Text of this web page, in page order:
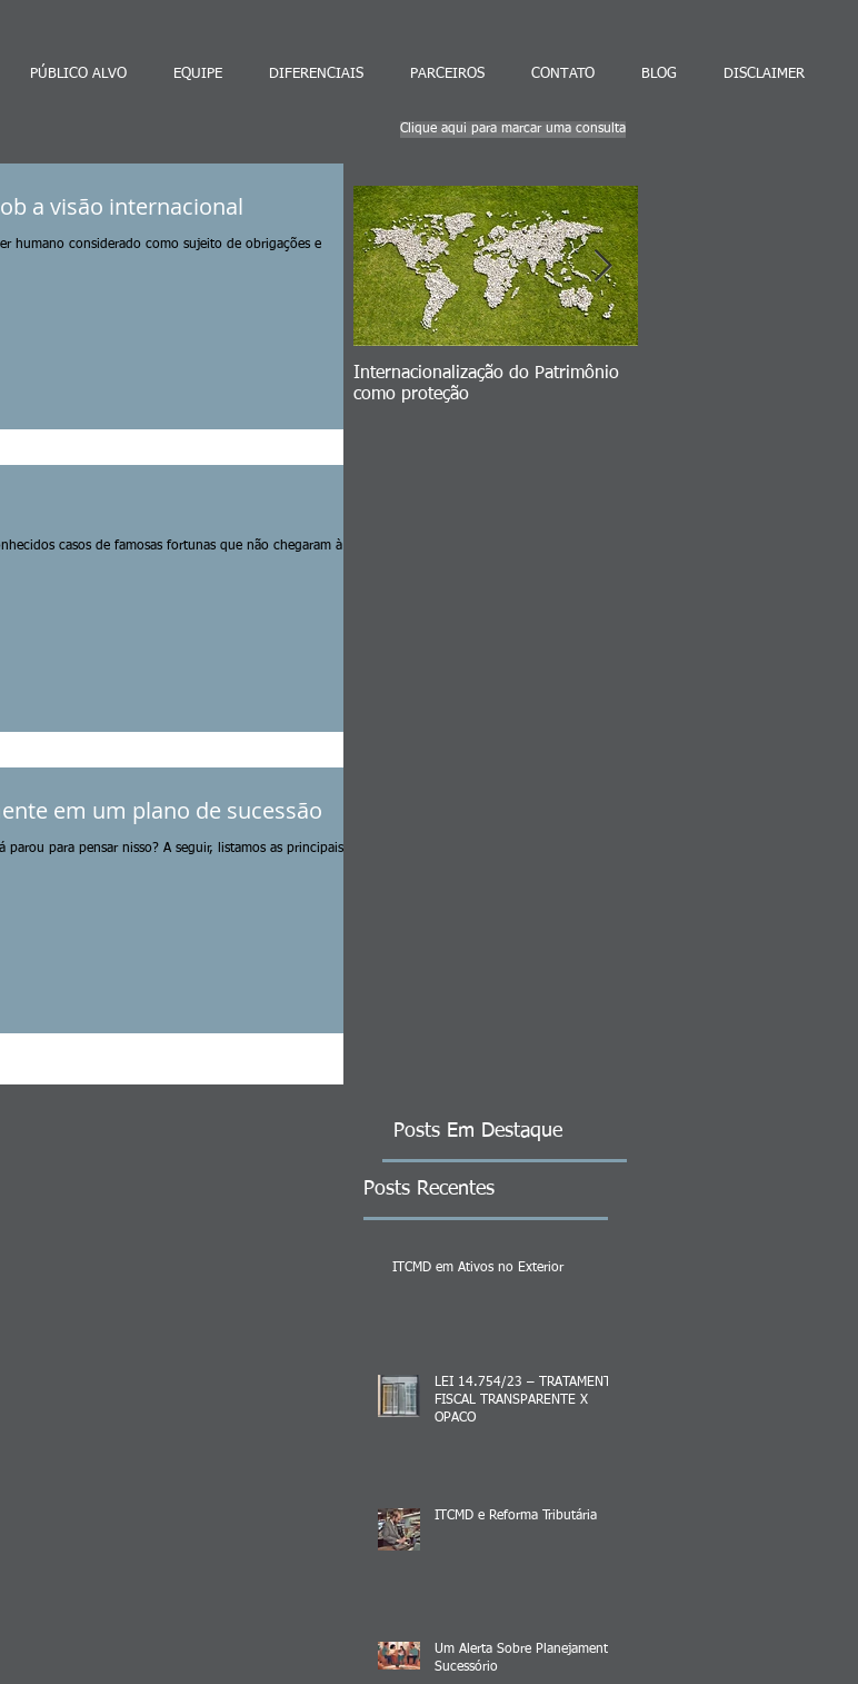
PÚBLICO ALVO EQUIPE DIFERENCIAIS PARCEIROS CONTATO BLOG DISCLAIMER
a visão internacional
humano considerado como sujeito de obrigações e
casos de famosas fortunas que não chegaram à
em um plano de sucessão
para pensar nisso? A seguir, listamos as principais
Clique aqui para marcar uma consulta
Internacionalização do Patrimônio
como proteção
Posts Em Destaque
Posts Recentes
ITCMD em Ativos no Exterior
LEI 14.754/23 – TRATAMENTO
FISCAL TRANSPARENTE X
OPACO
ITCMD e Reforma Tributária
Um Alerta Sobre Planejamento
Sucessório